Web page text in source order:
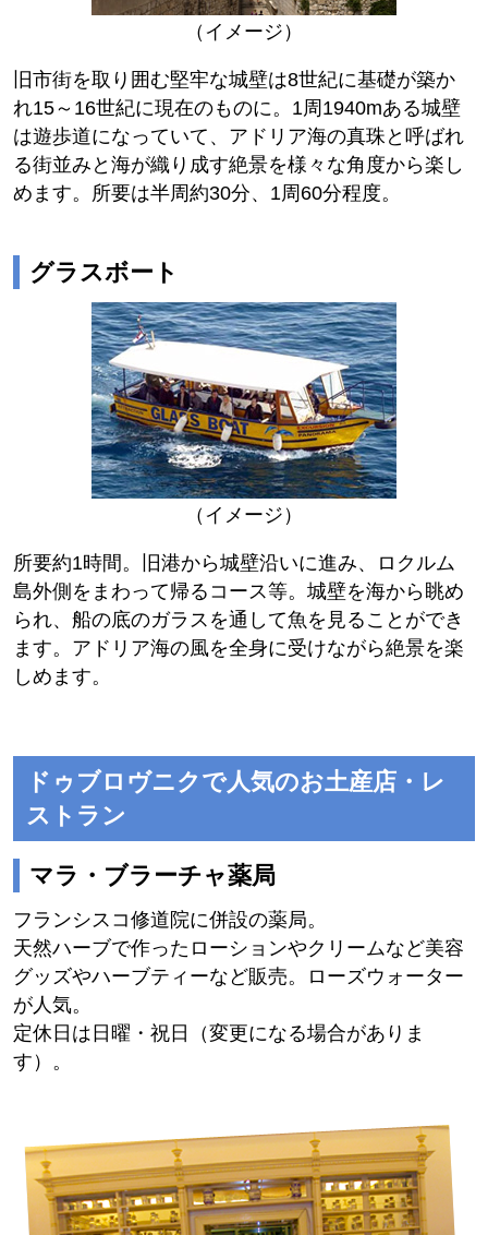
（イメージ）
旧市街を取り囲む堅牢な城壁は8世紀に基礎が築か
れ15～16世紀に現在のものに。1周1940mある城壁
は遊歩道になっていて、アドリア海の真珠と呼ばれ
る街並みと海が織り成す絶景を様々な角度から楽し
めます。所要は半周約30分、1周60分程度。
グラスボート
（イメージ）
所要約1時間。旧港から城壁沿いに進み、ロクルム
島外側をまわって帰るコース等。城壁を海から眺め
られ、船の底のガラスを通して魚を見ることができ
ます。アドリア海の風を全身に受けながら絶景を楽
しめます。
ドゥブロヴニクで人気のお土産店・レ
ストラン
マラ・ブラーチャ薬局
フランシスコ修道院に併設の薬局。
天然ハーブで作ったローションやクリームなど美容
グッズやハーブティーなど販売。ローズウォーター
が人気。
定休日は日曜・祝日（変更になる場合がありま
す）。